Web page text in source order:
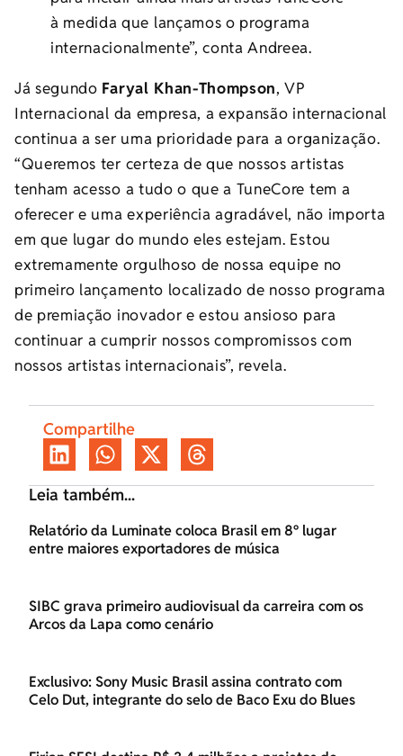
à medida que lançamos o programa
internacionalmente”, conta Andreea.
Já segundo Faryal Khan-Thompson, VP
Internacional da empresa, a expansão internacional
continua a ser uma prioridade para a organização.
“Queremos ter certeza de que nossos artistas
tenham acesso a tudo o que a TuneCore tem a
oferecer e uma experiência agradável, não importa
em que lugar do mundo eles estejam. Estou
extremamente orgulhoso de nossa equipe no
primeiro lançamento localizado de nosso programa
de premiação inovador e estou ansioso para
continuar a cumprir nossos compromissos com
nossos artistas internacionais”, revela.
Compartilhe
Leia também...
Relatório da Luminate coloca Brasil em 8º lugar
entre maiores exportadores de música
SIBC grava primeiro audiovisual da carreira com os
Arcos da Lapa como cenário
Exclusivo: Sony Music Brasil assina contrato com
Celo Dut, integrante do selo de Baco Exu do Blues